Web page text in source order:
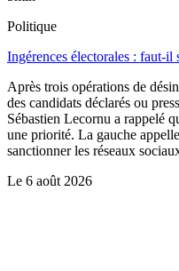
Politique
Ingérences électorales : faut-il
Après trois opérations de
des candidats déclarés ou
Sébastien Lecornu a rappelé
une priorité. La gauche
sanctionner les réseaux
Le 6 août 2026